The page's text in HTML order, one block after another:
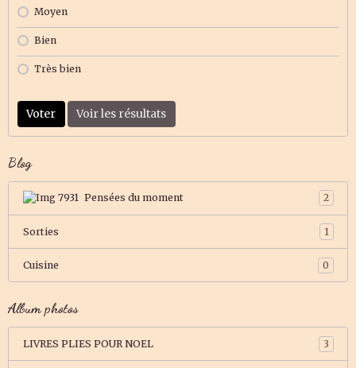
Moyen
Bien
Très bien
Voter Voir les résultats
Blog
Pensées du moment 2
Sorties 1
Cuisine 0
Album photos
LIVRES PLIES POUR NOEL 3